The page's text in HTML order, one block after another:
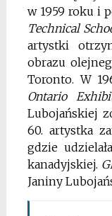
w 1959 roku i
Technical
artystki
obrazu
Toronto. W
Ontario
Lubojańskiej
60. artystka
gdzie
kanadyjskiej.
Janiny